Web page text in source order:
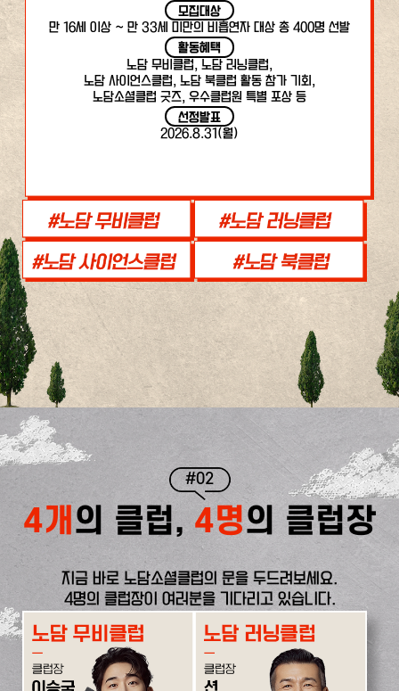
모집대상
만 16세 이상 ~ 만 33세 미만의 비흡연자 대상 총 400명 선발
활동혜택
노담 무비클럽, 노담 러닝클럽,
노담 사이언스클럽, 노담 북클럽 활동 참가 기회,
노담소셜클럽 굿즈, 우수클럽원 특별 포상 등
선정발표
2026.8.31(월)
#02
4개 의 클럽, 4명의 클럽장
지금 바로 노담소셜클럽의 문을 두드려보세요.
4명의 클럽장이 여러분을 기다리고 있습니다.